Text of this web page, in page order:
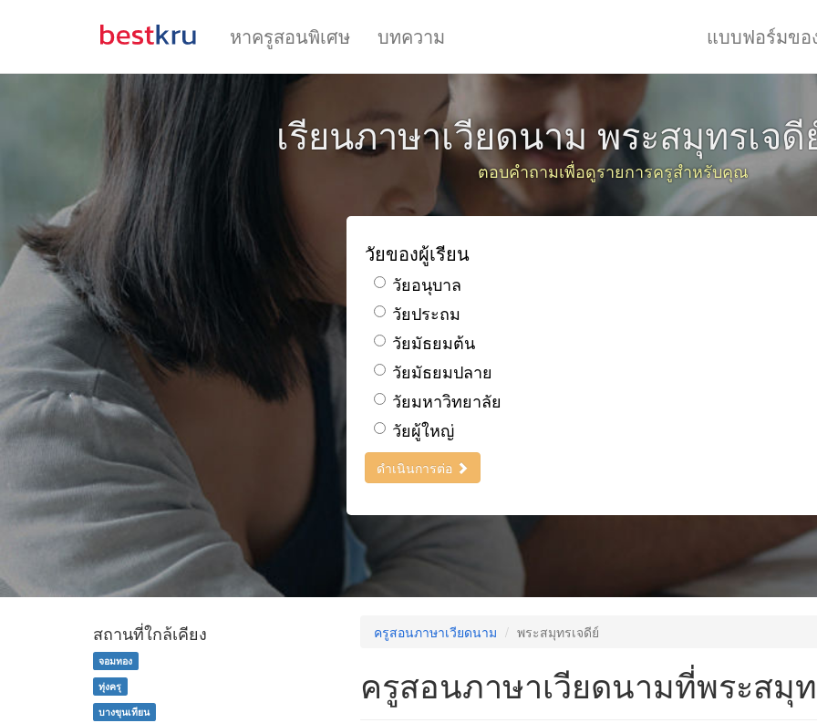
หาครูสอนพิเศษ บทความ แบบฟอร์มข
เรียนภาษาเวียดนาม พระสมุทรเจ
ตอบคำถามเพื่อดูรายการครูสำหรับคุณ
วัยของผู้เรียน
วัยอนุบาล
วัยประถม
วัยมัธยมต้น
วัยมัธยมปลาย
วัยมหาวิทยาลัย
วัยผู้ใหญ่
ดำเนินการต่อ
ครูสอนภาษาเวียดนาม พระสมุทรเจดีย์
ครูสอนภาษาเวียดนามที่พระสมุ
สถานที่ใกล้เคียง
จอมทอง
ทุ่งครุ
บางขุนเทียน